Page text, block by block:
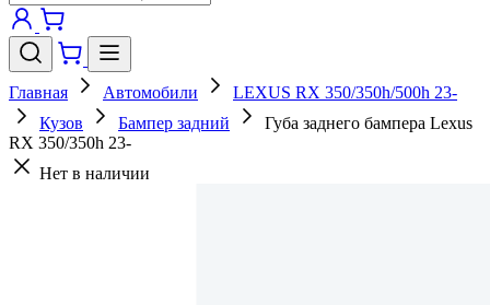
Главная Автомобили
LEXUS RX 350/350h/500h 23-
Кузов
Бампер задний
Губа заднего бампера Lexus
RX 350/350h 23-
Нет в наличии